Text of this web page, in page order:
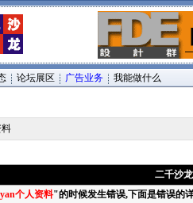
论坛展区 广告业务 我能做什么
二千沙
个人资料"的时候发生错误,下面是错误的